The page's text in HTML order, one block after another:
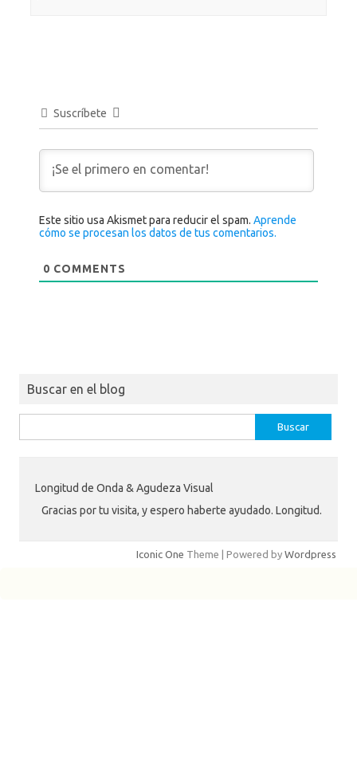
Suscríbete
Este sitio usa Akismet para reducir el spam.Aprende
cómo se procesan los datos de tus comentarios.
0 COMMENTS
Buscar en el blog
Longitud de Onda & Agudeza Visual
Gracias por tu visita, y espero haberte ayudado. Longitud.
Iconic One Theme | Powered by Wordpress